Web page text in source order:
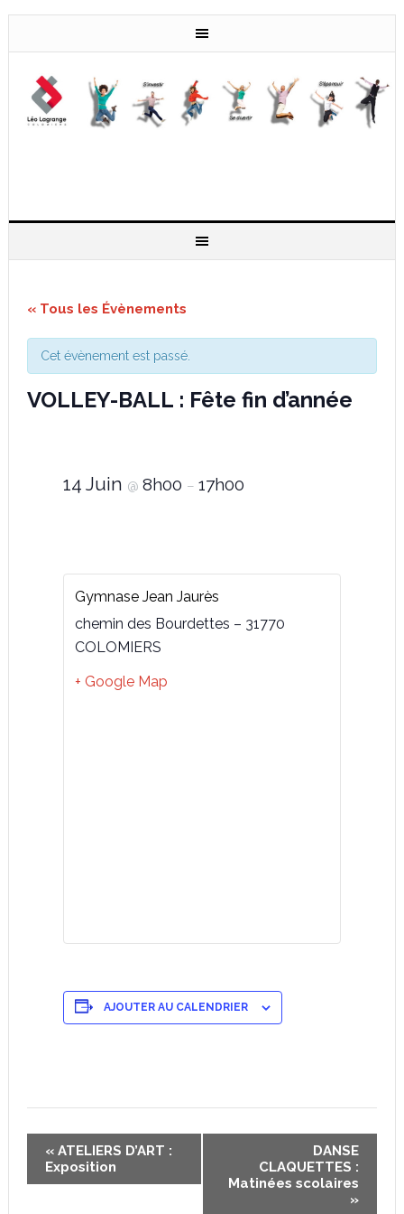
« Tous les Évènements
Cet évènement est passé.
VOLLEY-BALL : Fête fin d’année
14 Juin @ 8h00 – 17h00
Gymnase Jean Jaurès
chemin des Bourdettes – 31770
COLOMIERS
+ Google Map
AJOUTER AU CALENDRIER
Navigation
Évènement
«ATELIERS D’ART :
Exposition
DANSE
CLAQUETTES :
Matinées scolaires
»